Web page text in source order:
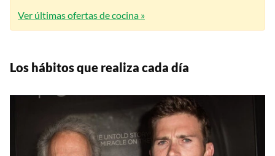
Ver últimas ofertas de cocina »
Los hábitos que realiza cada día